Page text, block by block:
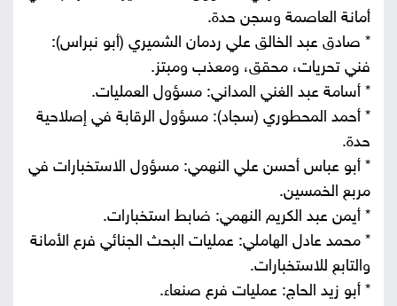
أمانة العاصمة وسجن حدة.
* صادق عبد الخالق علي ردمان الشميري (أبو نبراس):
فني تحريات، محقق، ومعذب ومبتز.
* أسامة عبد الغني المداني: مسؤول العمليات.
* أحمد المحطوري (سجاد): مسؤول الرقابة في إصلاحية
حدة.
* أبو عباس أحسن علي النهمي: مسؤول الاستخبارات في
مربع الخمسين.
* أيمن عبد الكريم النهمي: ضابط استخبارات.
* محمد عادل الهاملي: عمليات البحث الجنائي فرع الأمانة
والتابع للاستخبارات.
* أبو زيد الحاج: عمليات فرع صنعاء.